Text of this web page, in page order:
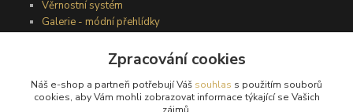
Věrnostní systém
Galerie - módní přehlídky
Podmínky užití webového rozhraní
Obchodní podmínky
Zpracování cookies
Náš e-shop a partneři potřebují Váš souhlas s použitím souborů
cookies, aby Vám mohli zobrazovat informace týkající se Vašich
zájmů.